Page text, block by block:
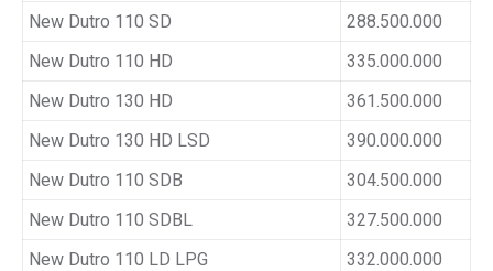
New Dutro 110 SD
288.500.000
New Dutro 110 HD
335.000.000
New Dutro 130 HD
361.500.000
New Dutro 130 HD LSD
390.000.000
New Dutro 110 SDB
304.500.000
New Dutro 110 SDBL
327.500.000
New Dutro 110 LD LPG
332.000.000